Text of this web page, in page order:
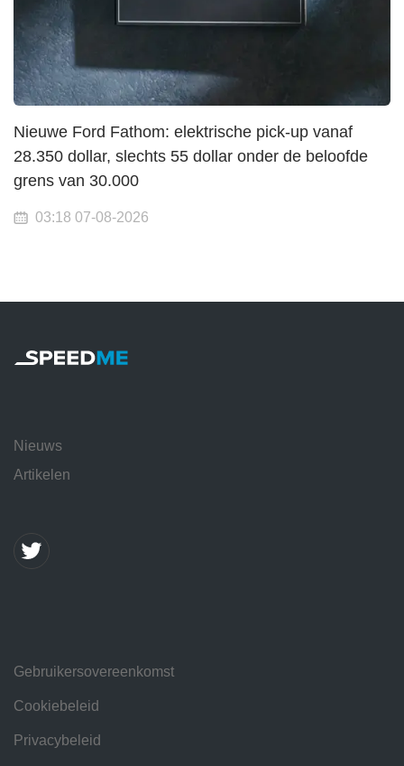
Nieuwe Ford Fathom: elektrische pick-up vanaf
28.350 dollar, slechts 55 dollar onder de beloofde
grens van 30.000
03:18 07-08-2026
Nieuws
Artikelen
Gebruikersovereenkomst
Cookiebeleid
Privacybeleid